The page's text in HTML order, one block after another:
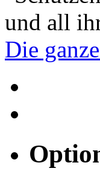
und all
Die